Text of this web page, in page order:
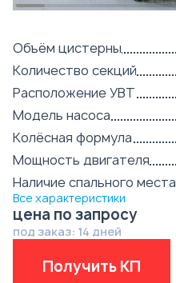
Объём цистерны
Количество секций
Расположение УВТ
Модель насоса
Колёсная формула
Мощность двигателя
Наличие спального места
Все характеристики
цена по запросу
под заказ: 14 дней
Получить КП